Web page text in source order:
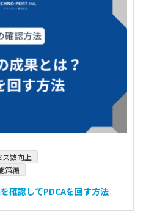
ス数向上
策編
確認してPDCAを回す方法